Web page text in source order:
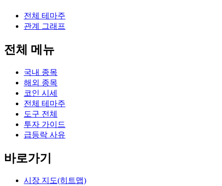
전체 테마주
관계 그래프
전체 메뉴
국내 종목
해외 종목
코인 시세
전체 테마주
도구 전체
투자 가이드
급등락 사유
바로가기
시장 지도(히트맵)